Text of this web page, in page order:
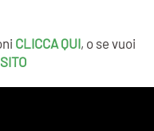
CLICCA QUI, o se vuoi